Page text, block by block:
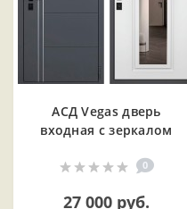
АСД Vegas дверь
входная с зеркалом
0
27 000 руб.